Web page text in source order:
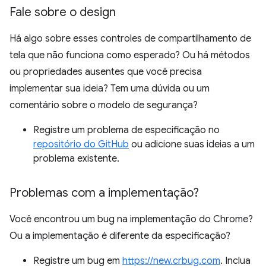
Fale sobre o design
Há algo sobre esses controles de compartilhamento de
tela que não funciona como esperado? Ou há métodos
ou propriedades ausentes que você precisa
implementar sua ideia? Tem uma dúvida ou um
comentário sobre o modelo de segurança?
Registre um problema de especificação no
repositório do GitHub ou adicione suas ideias a um
problema existente.
Problemas com a implementação?
Você encontrou um bug na implementação do Chrome?
Ou a implementação é diferente da especificação?
Registre um bug em https://new.crbug.com. Inclua